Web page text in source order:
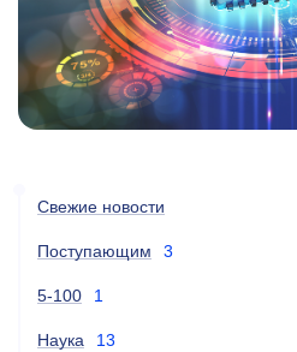
Свежие новости
Поступающим 3
5-100 1
Наука 13